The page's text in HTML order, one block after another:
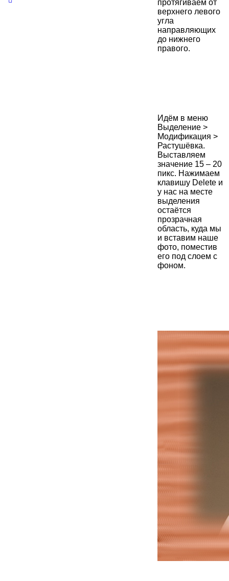
протягиваем от
верхнего левого
угла
направляющих
до нижнего
правого.
Идём в меню
Выделение >
Модификация >
Растушёвка.
Выставляем
значение 15 – 20
пикс. Нажимаем
клавишу Delete и
у нас на месте
выделения
остаётся
прозрачная
область, куда мы
и вставим наше
фото, поместив
его под слоем с
фоном.